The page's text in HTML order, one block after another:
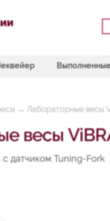
→ Лабораторные весы
весы
датчиком Tuning-Fork